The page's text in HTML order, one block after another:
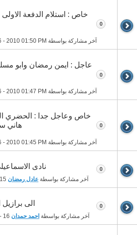
خاص : استلام الدفعة
آخر مشاركة بواسطة - 2010 01:50 PM
0
عاجل : ايمن رمضان وابو
آخر مشاركة بواسطة - 2010 01:47 PM
0
خاص وعاجل جدا : الحضري
هاني
آخر مشاركة بواسطة - 2010 01:45 PM
0
نادى
آخر مشاركة بواسطة عادل رمضان
0
الى
آخر مشاركة بواسطة احمد حمدان
0